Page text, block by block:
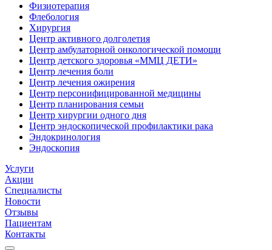
Физиотерапия
Флебология
Хирургия
Центр активного долголетия
Центр амбулаторной онкологической помощи
Центр детского здоровья «ММЦ ДЕТИ»
Центр лечения боли
Центр лечения ожирения
Центр персонифицированной медицины
Центр планирования семьи
Центр хирургии одного дня
Центр эндоскопической профилактики рака
Эндокринология
Эндоскопия
Услуги
Акции
Специалисты
Новости
Отзывы
Пациентам
Контакты